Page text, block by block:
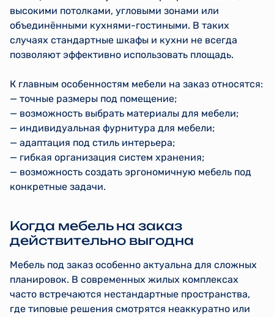
высокими потолками, угловыми зонами или
объединёнными кухнями-гостиными. В таких
случаях стандартные шкафы и кухни не всегда
позволяют эффективно использовать площадь.
К главным особенностям мебели на заказ относятся:
— точные размеры под помещение;
— возможность выбрать материалы для мебели;
— индивидуальная фурнитура для мебели;
— адаптация под стиль интерьера;
— гибкая организация систем хранения;
— возможность создать эргономичную мебель под
конкретные задачи.
Когда мебель на заказ
действительно выгодна
Мебель под заказ особенно актуальна для сложных
планировок. В современных жилых комплексах
часто встречаются нестандартные пространства,
где типовые решения смотрятся неаккуратно или